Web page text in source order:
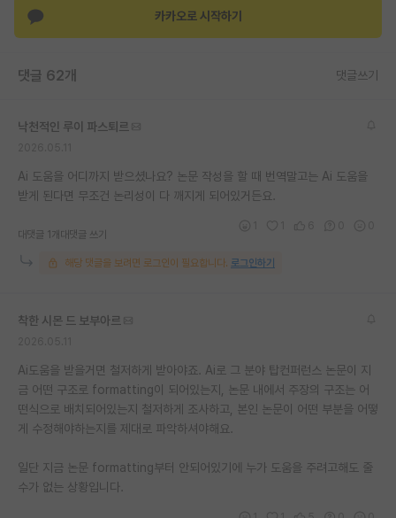
재팬라운지 🌸
카카오로 시작하기
댓글 62개 댓글쓰기
낙천적인 루이 파스퇴르
Ai 도움을 어디까지 받으셨나요? 논문 작성을 할 때 번역말고는 Ai 도움을
받게 된다면 무조건 논리성이 다 깨지게 되어있거든요.
대댓글 1개 대댓글 쓰기
해당 댓글을 보려면 로그인이 필요합니다. 로그인하기
착한 시몬 드 보부아르
Ai도움을 받을거면 철저하게 받아야죠. Ai로 그 분야 탑컨퍼런스 논문이 지
금 어떤 구조로 formatting이 되어있는지, 논문 내에서 주장의 구조는 어
떤식으로 배치되어있는지 철저하게 조사하고, 본인 논문이 어떤 부분을 어떻
게 수정해야하는지를 제대로 파악하셔야해요.
일단 지금 논문 formatting부터 안되어있기에 누가 도움을 주려고해도 줄
수가 없는 상황입니다.